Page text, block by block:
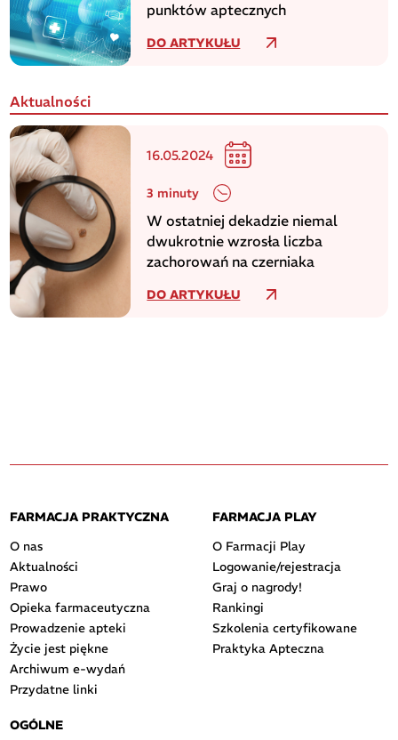
punktów aptecznych
DO ARTYKUŁU
Aktualności
16.05.2024
3 minuty
W ostatniej dekadzie niemal
dwukrotnie wzrosła liczba
zachorowań na czerniaka
DO ARTYKUŁU
FARMACJA PRAKTYCZNA
O nas
Aktualności
Prawo
Opieka farmaceutyczna
Prowadzenie apteki
Życie jest piękne
Archiwum e-wydań
Przydatne linki
FARMACJA PLAY
O Farmacji Play
Logowanie/rejestracja
Graj o nagrody!
Rankingi
Szkolenia certyfikowane
Praktyka Apteczna
OGÓLNE